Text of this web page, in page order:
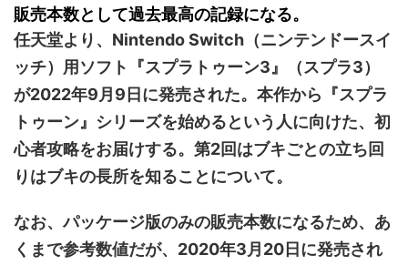
販売本数として過去最高の記録になる。
任天堂より、Nintendo Switch（ニンテンドースイ
ッチ）用ソフト『スプラトゥーン3』（スプラ3）
が2022年9月9日に発売された。本作から『スプラ
トゥーン』シリーズを始めるという人に向けた、初
心者攻略をお届けする。第2回はブキごとの立ち回
りはブキの長所を知ることについて。
なお、パッケージ版のみの販売本数になるため、あ
くまで参考数値だが、2020年3月20日に発売され